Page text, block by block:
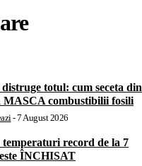
totul: cum seceta din
MASCA combustibilii fosili
-7 August 2026
temperaturi record de la 7
ÎNCHISAT